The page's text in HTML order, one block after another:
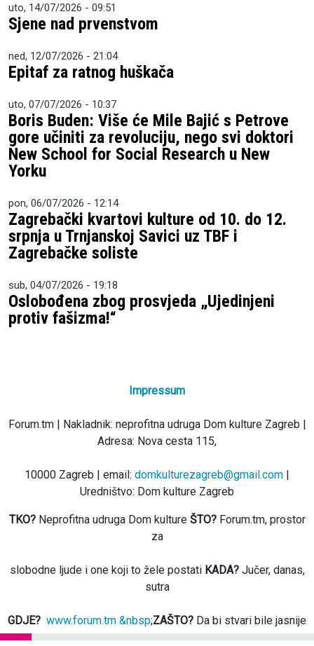
uto, 14/07/2026 - 09:51
Sjene nad prvenstvom
ned, 12/07/2026 - 21:04
Epitaf za ratnog huškača
uto, 07/07/2026 - 10:37
Boris Buden: Više će Mile Bajić s Petrove
gore učiniti za revoluciju, nego svi doktori
New School for Social Research u New
Yorku
pon, 06/07/2026 - 12:14
Zagrebački kvartovi kulture od 10. do 12.
srpnja u Trnjanskoj Savici uz TBF i
Zagrebačke soliste
sub, 04/07/2026 - 19:18
Oslobođena zbog prosvjeda „Ujedinjeni
protiv fašizma!“
Impressum
Forum.tm | Nakladnik: neprofitna udruga Dom kulture Zagreb |
Adresa: Nova cesta 115,
10000 Zagreb | email: domkulturezagreb@gmail.com
Uredništvo: Dom kulture Zagreb
TKO?Neprofitna udruga Dom kulture ŠTO?Forum.tm, prostor
za
slobodne ljude i one koji to žele postati KADA?Jučer, danas,
sutra
GDJE? www.forum.tm &nbsp;ZAŠTO? Da bi stvari bile jasnije